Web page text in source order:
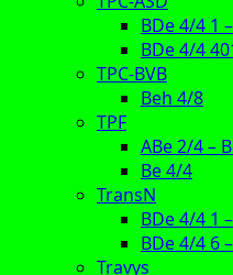
BDe 4/4 1
BDe 4/4
TPC-BVB
Beh 4/8
TPF
ABe 2/4 –
Be 4/4
TransN
BDe 4/4 1
BDe 4/4 6
Travys